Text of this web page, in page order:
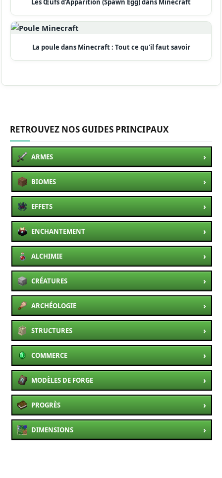
Les Œufs d'Apparition (Spawn Egg) dans Minecraft
La poule dans Minecraft : Tout ce qu'il faut savoir
RETROUVEZ NOS GUIDES PRINCIPAUX
ARMES ›
BIOMES ›
EFFETS ›
ENCHANTEMENT ›
ALCHIMIE ›
CRÉATURES ›
ARCHÉOLOGIE ›
STRUCTURES ›
COMMERCE ›
MODÈLES DE FORGE ›
PROGRÈS ›
DIMENSIONS ›